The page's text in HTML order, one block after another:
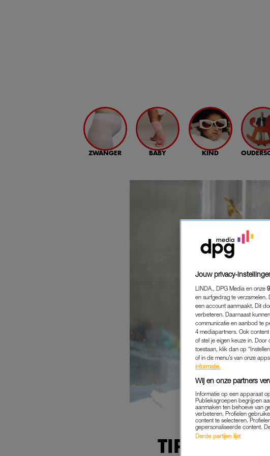
ZWANGER BABY KIND
TIP: MET
Jouw privacy-
LINDA., DPG Media en onze
en surfgedrag te verzamelen.
een account aanmaakt. Dit
verbeteren. Daarnaast
communicatie en aanbod te
4 mediapartners. Ook
of stel je eigen keuze in.
toestaan, klik dan op
of in de menu’s van onze
informatie.
Wij en onze partners
Informatie op een apparaat
Publieksgroepen begrijpen
aanmaken ten behoeve van
verbeteren. Profielen
content te selecteren.
gepersonaliseerde content.
Derde partijen lijst